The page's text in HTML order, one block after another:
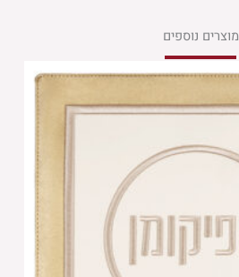
מוצרים נוספים